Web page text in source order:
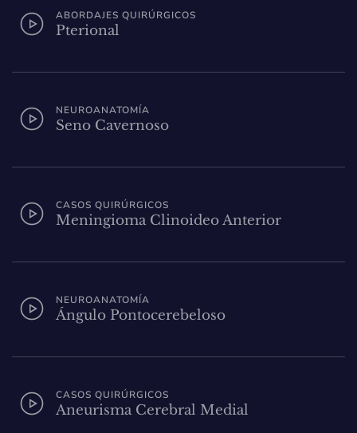
ABORDAJES QUIRÚRGICOS
Pterional
NEUROANATOMÍA
Seno Cavernoso
CASOS QUIRÚRGICOS
Meningioma Clinoideo Anterior
NEUROANATOMÍA
Ángulo Pontocerebeloso
CASOS QUIRÚRGICOS
Aneurisma Cerebral Medial